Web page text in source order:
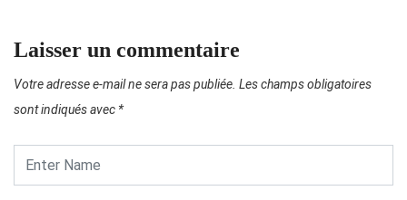
Laisser un commentaire
Votre adresse e-mail ne sera pas publiée. Les champs obligatoires
sont indiqués avec *